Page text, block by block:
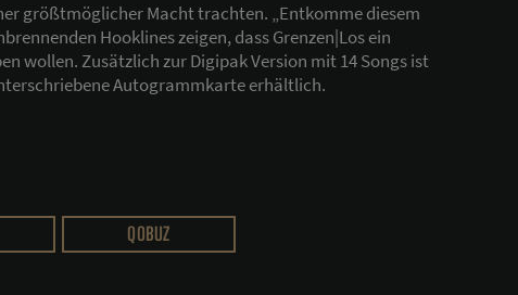
größtmöglicher Macht trachten. „Entkomme diesem
Hooklines zeigen, dass Grenzen|Los ein
wollen. Zusätzlich zur Digipak Version mit 14 Songs ist
Autogrammkarte erhältlich.
QOBUZ